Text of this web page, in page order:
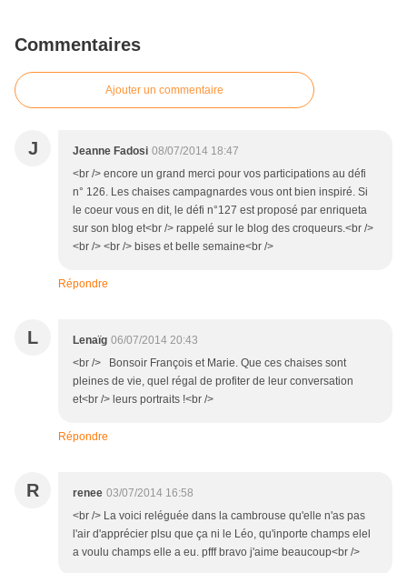
Commentaires
Ajouter un commentaire
J Jeanne Fadosi 08/07/2014 18:47
<br /> encore un grand merci pour vos participations au défi
n° 126. Les chaises campagnardes vous ont bien inspiré. Si
le coeur vous en dit, le défi n°127 est proposé par enriqueta
sur son blog et<br /> rappelé sur le blog des croqueurs.<br />
<br /> <br /> bises et belle semaine<br />
Répondre
L Lenaïg 06/07/2014 20:43
<br /> Bonsoir François et Marie. Que ces chaises sont
pleines de vie, quel régal de profiter de leur conversation
et<br /> leurs portraits !<br />
Répondre
R renee 03/07/2014 16:58
<br /> La voici reléguée dans la cambrouse qu'elle n'as pas
l'air d'apprécier plsu que ça ni le Léo, qu'inporte champs elel
a voulu champs elle a eu. pfff bravo j'aime beaucoup<br />